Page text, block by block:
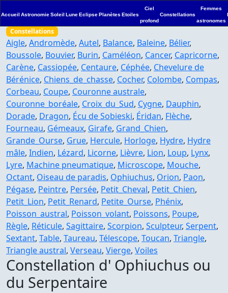
Accueil AstronomieSoleil LuneEclipsePlanètes Etoiles
Ciel
profond
Constellations
Femmes
astronomes
Constellations
Aigle, Andromède, Autel, Balance, Baleine, Bélier,
Boussole, Bouvier, Burin, Caméléon, Cancer, Capricorne,
Carène, Cassiopée, Centaure, Céphée, Chevelure de
Bérénice, Chiens_de_chasse, Cocher, Colombe, Compas,
Corbeau, Coupe, Couronne australe,
Couronne_boréale, Croix_du_Sud, Cygne, Dauphin,
Dorade, Dragon, Écu de Sobieski, Éridan, Flèche,
Fourneau, Gémeaux, Girafe, Grand_Chien,
Grande_Ourse, Grue, Hercule, Horloge, Hydre, Hydre
mâle, Indien, Lézard, Licorne, Lièvre, Lion, Loup, Lynx,
Lyre, Machine pneumatique, Microscope, Mouche,
Octant, Oiseau de paradis, Ophiuchus, Orion, Paon,
Pégase, Peintre, Persée, Petit_Cheval, Petit_Chien,
Petit_Lion, Petit_Renard, Petite_Ourse, Phénix,
Poisson_austral, Poisson_volant, Poissons, Poupe,
Règle, Réticule, Sagittaire, Scorpion, Sculpteur, Serpent,
Sextant, Table, Taureau, Télescope, Toucan, Triangle,
Triangle austral, Verseau, Vierge, Voiles
Constellation d' Ophiuchus ou
du Serpentaire